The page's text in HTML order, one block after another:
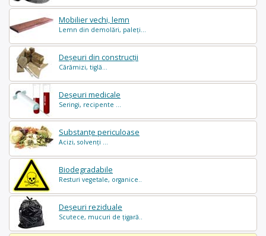
Mobilier vechi, lemn
Lemn din demolări, paleți...
Deșeuri din construcții
Cărămizi, tiglă...
Deșeuri medicale
Seringi, recipente ...
Substanțe periculoase
Acizi, solvenți ...
Biodegradabile
Resturi vegetale, organice..
Deșeuri reziduale
Scutece, mucuri de țigară..